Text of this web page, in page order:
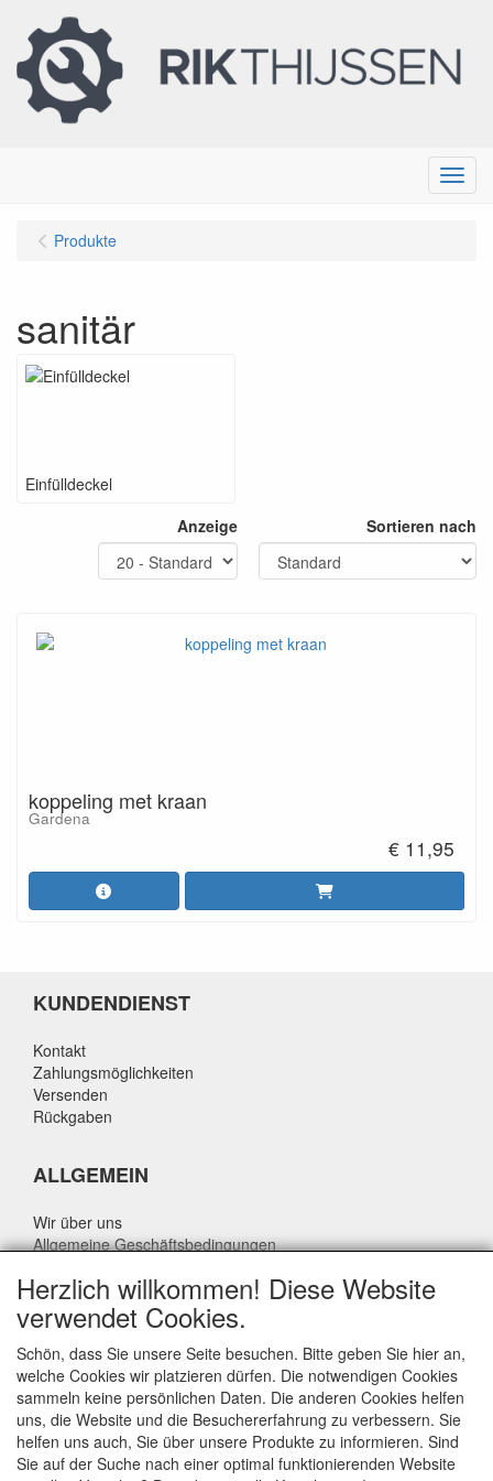
Menu
Produkte
sanitär
Einfülldeckel
Anzeige
Sortieren nach
koppeling met kraan
Gardena
€ 11,95
KUNDENDIENST
Kontakt
Zahlungsmöglichkeiten
Versenden
Rückgaben
ALLGEMEIN
Wir über uns
Allgemeine Geschäftsbedingungen
Haftungsausschluss
Über Rik Thijssen
ALLGEMEIN
www.rikthijssenshop.nl
Herzlich willkommen! Diese Website
verwendet Cookies.
Schön, dass Sie unsere Seite besuchen. Bitte geben Sie hier an,
welche Cookies wir platzieren dürfen. Die notwendigen Cookies
sammeln keine persönlichen Daten. Die anderen Cookies helfen
uns, die Website und die Besuchererfahrung zu verbessern. Sie
helfen uns auch, Sie über unsere Produkte zu informieren. Sind
Sie auf der Suche nach einer optimal funktionierenden Website